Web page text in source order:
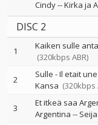
Cindy--Kirka ja
DISC 2
1 Kaiken sulle
(320kbps ABR)
2 Sulle - Il etait
Kansa (320kbps
3
Et itkeä saa
Argentina --